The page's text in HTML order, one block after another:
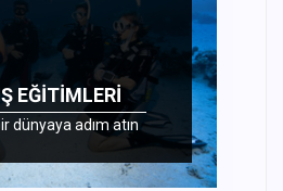
EĞITIMLERI
dünyaya adım atın